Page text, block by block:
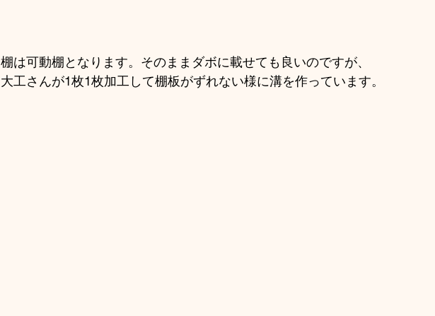
棚は可動棚となります。そのままダボに載せても良いのですが、
大工さんが1枚1枚加工して棚板がずれない様に溝を作っています。